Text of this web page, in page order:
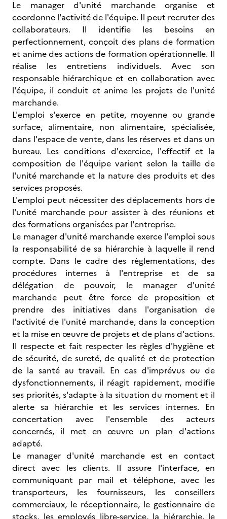
Le manager d'unité marchande organise et
coordonne l'activité de l'équipe. Il peut recruter des
collaborateurs. Il identifie les besoins en
perfectionnement, conçoit des plans de formation
et anime des actions de formation opérationnelle. Il
réalise les entretiens individuels. Avec son
responsable hiérarchique et en collaboration avec
l'équipe, il conduit et anime les projets de l'unité
marchande.
L'emploi s'exerce en petite, moyenne ou grande
surface, alimentaire, non alimentaire, spécialisée,
dans l'espace de vente, dans les réserves et dans un
bureau. Les conditions d'exercice, l'effectif et la
composition de l'équipe varient selon la taille de
l'unité marchande et la nature des produits et des
services proposés.
L'emploi peut nécessiter des déplacements hors de
l'unité marchande pour assister à des réunions et
des formations organisées par l'entreprise.
Le manager d'unité marchande exerce l'emploi sous
la responsabilité de sa hiérarchie à laquelle il rend
compte. Dans le cadre des règlementations, des
procédures internes à l'entreprise et de sa
délégation de pouvoir, le manager d'unité
marchande peut être force de proposition et
prendre des initiatives dans l'organisation de
l'activité de l'unité marchande, dans la conception
et la mise en œuvre de projets et de plans d'actions.
Il respecte et fait respecter les règles d'hygiène et
de sécurité, de sureté, de qualité et de protection
de la santé au travail. En cas d'imprévus ou de
dysfonctionnements, il réagit rapidement, modifie
ses priorités, s'adapte à la situation du moment et il
alerte sa hiérarchie et les services internes. En
concertation avec l'ensemble des acteurs
concernés, il met en œuvre un plan d'actions
adapté.
Le manager d'unité marchande est en contact
direct avec les clients. Il assure l'interface, en
communiquant par mail et téléphone, avec les
transporteurs, les fournisseurs, les conseillers
commerciaux, le réceptionnaire, le gestionnaire de
stocks, les employés libre-service, la hiérarchie, le